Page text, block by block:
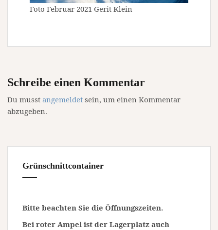
Foto Februar 2021 Gerit Klein
Schreibe einen Kommentar
Du musst angemeldet sein, um einen Kommentar
abzugeben.
Grünschnittcontainer
Bitte beachten Sie die Öffnungszeiten.
Bei roter Ampel ist der Lagerplatz auch